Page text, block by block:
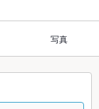
写真